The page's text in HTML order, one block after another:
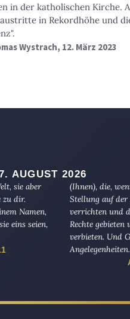
in der katholischen Kirche.
in Rekordhöhe und
Wystrach, 12. März 2023
AUGUST 2026
sie aber
zu dir.
Namen,
eins seien,
(Ihnen), die,
Stellung auf der
verrichten und
Rechte
verbieten. Und
Angelegenheiten.